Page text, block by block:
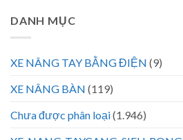
DANH MỤC
XE NÂNG TAY BẰNG ĐIỆN (9)
XE NÂNG BÀN (119)
Chưa được phân loại(1.946)